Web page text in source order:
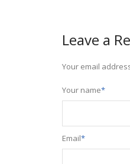
Leave a
Your email
Your name*
Email*